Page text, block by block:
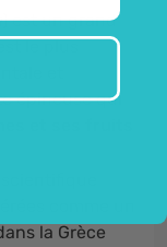
) est un grand
le plus
et
épineuse qui
la Grèce